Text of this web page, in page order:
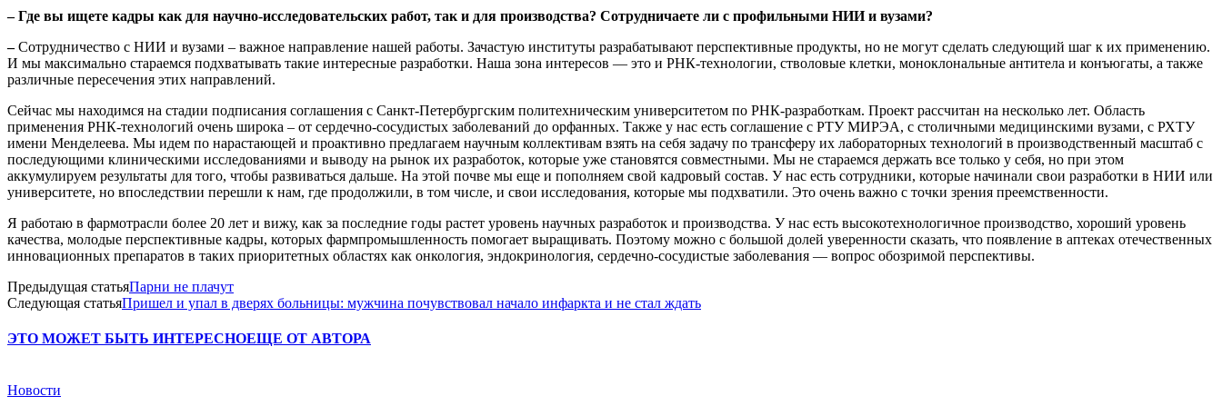
– Где вы ищете кадры как для научно-исследовательских работ, так и для производства? Сотрудничаете ли с профильными НИИ и вузами?
–Сотрудничество с НИИ и вузами – важное направление нашей работы. Зачастую институты разрабатывают перспективные продукты, но не могут сделать следующий шаг к их применению.
И мы максимально стараемся подхватывать такие интересные разработки. Наша зона интересов — это и РНК-технологии, стволовые клетки, моноклональные антитела и конъюгаты, а также
различные пересечения этих направлений.
Сейчас мы находимся на стадии подписания соглашения с Санкт-Петербургским политехническим университетом по РНК-разработкам. Проект рассчитан на несколько лет. Область
применения РНК-технологий очень широка – от сердечно-сосудистых заболеваний до орфанных. Также у нас есть соглашение с РТУ МИРЭА, с столичными медицинскими вузами, с РХТУ
имени Менделеева. Мы идем по нарастающей и проактивно предлагаем научным коллективам взять на себя задачу по трансферу их лабораторных технологий в производственный масштаб с
последующими клиническими исследованиями и выводу на рынок их разработок, которые уже становятся совместными. Мы не стараемся держать все только у себя, но при этом
аккумулируем результаты для того, чтобы развиваться дальше. На этой почве мы еще и пополняем свой кадровый состав. У нас есть сотрудники, которые начинали свои разработки в НИИ или
университете, но впоследствии перешли к нам, где продолжили, в том числе, и свои исследования, которые мы подхватили. Это очень важно с точки зрения преемственности.
Я работаю в фармотрасли более 20 лет и вижу, как за последние годы растет уровень научных разработок и производства. У нас есть высокотехнологичное производство, хороший уровень
качества, молодые перспективные кадры, которых фармпромышленность помогает выращивать. Поэтому можно с большой долей уверенности сказать, что появление в аптеках отечественных
инновационных препаратов в таких приоритетных областях как онкология, эндокринология, сердечно-сосудистые заболевания — вопрос обозримой перспективы.
Предыдущая статьяПарни не плачут
Следующая статьяПришел и упал в дверях больницы: мужчина почувствовал начало инфаркта и не стал ждать
ЭТО МОЖЕТ БЫТЬ ИНТЕРЕСНОЕЩЕ ОТ АВТОРА
Новости